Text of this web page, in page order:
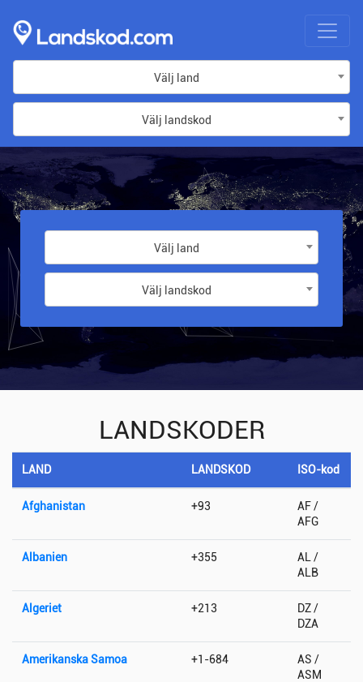
Välj land
Välj landskod
Välj land
Välj landskod
LANDSKODER
LAND LANDSKOD ISO-kod
Afghanistan +93
AF /
AFG
Albanien +355
AL /
ALB
Algeriet +213
DZ /
DZA
Amerikanska Samoa +1-684
AS /
ASM